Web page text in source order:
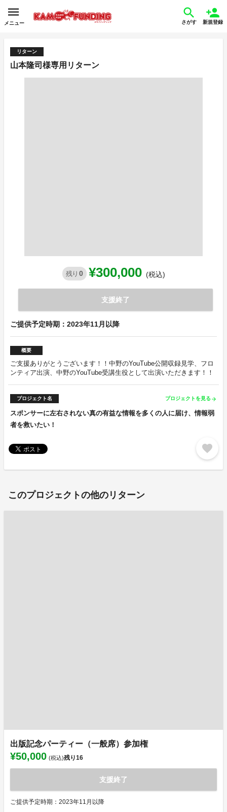
メニュー さがす 新規登録
リターン
山本隆司様専用リターン
残り 0 ¥300,000 (税込)
支援終了
ご提供予定時期：2023年11月以降
概要
ご支援ありがとうございます！！中野のYouTube公開収録見学、フロ
ンティア出演、中野のYouTube受講生役として出演いただきます！！
プロジェクト名 プロジェクトを見る arrow_forward
スポンサーに左右されない真の有益な情報を多くの人に届け、情報弱
者を救いたい！
favorite
このプロジェクトの他のリターン
出版記念パーティー（一般席）参加権
¥50,000 (税込)残り16
支援終了
ご提供予定時期：2023年11月以降